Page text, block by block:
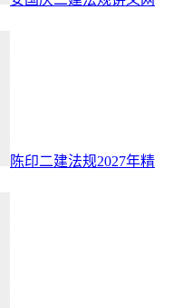
陈印二建法规2027年精